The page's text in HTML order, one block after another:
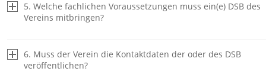
5. Welche fachlichen Voraussetzungen muss ein(e) DSB des
Vereins mitbringen?
6. Muss der Verein die Kontaktdaten der oder des DSB
veröffentlichen?